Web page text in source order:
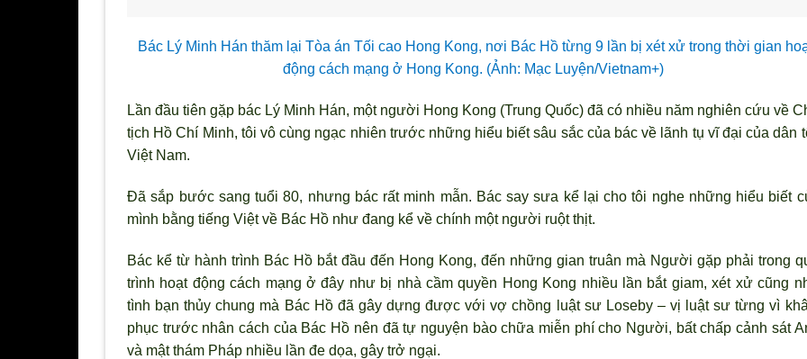
Bác Lý Minh Hán thăm lại Tòa án Tối cao Hong Kong, nơi Bác Hồ từng 9 lần bị xét xử trong thời gian
động cách mạng ở Hong Kong. (Ảnh: Mạc Luyện/Vietnam+)
Lần đầu tiên gặp bác Lý Minh Hán, một người Hong Kong (Trung Quốc) đã có nhiều năm nghiên cứu về
tịch Hồ Chí Minh, tôi vô cùng ngạc nhiên trước những hiểu biết sâu sắc của bác về lãnh tụ vĩ đại của dân
Việt Nam.
Đã sắp bước sang tuổi 80, nhưng bác rất minh mẫn. Bác say sưa kể lại cho tôi nghe những hiểu biết
mình bằng tiếng Việt về Bác Hồ như đang kể về chính một người ruột thịt.
Bác kể từ hành trình Bác Hồ bắt đầu đến Hong Kong, đến những gian truân mà Người gặp phải trong
trình hoạt động cách mạng ở đây như bị nhà cầm quyền Hong Kong nhiều lần bắt giam, xét xử cũng
tình bạn thủy chung mà Bác Hồ đã gây dựng được với vợ chồng luật sư Loseby – vị luật sư từng vì
phục trước nhân cách của Bác Hồ nên đã tự nguyện bào chữa miễn phí cho Người, bất chấp cảnh sát
và mật thám Pháp nhiều lần đe dọa, gây trở ngại.